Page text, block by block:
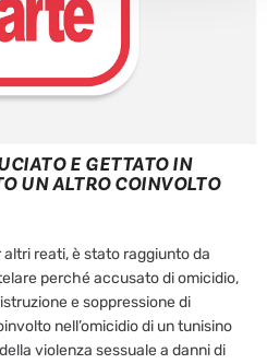
E GETTATO IN
UN ALTRO COINVOLTO
reati, è stato raggiunto da
perché accusato di omicidio,
e soppressione di
nell’omicidio di un tunisino
violenza sessuale a danni di